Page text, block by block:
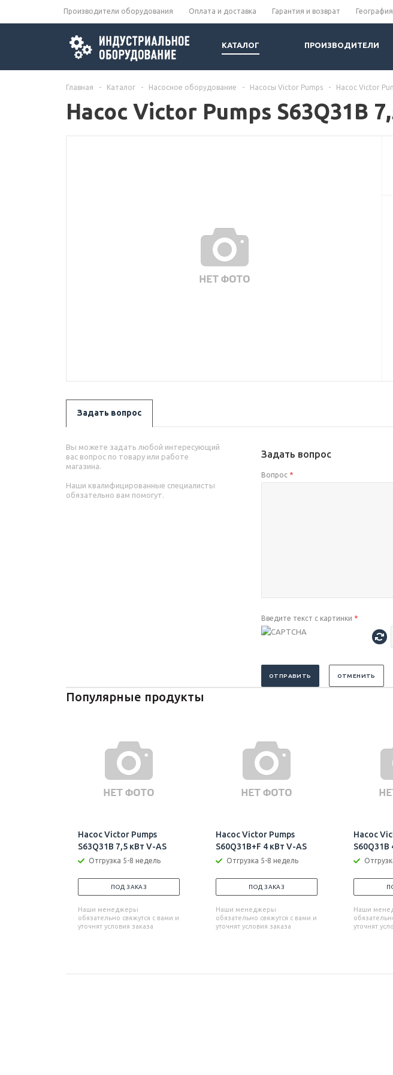
Производители оборудования Оплата и доставка Гарантия и возврат
КАТАЛОГ ПРОИЗВОДИТЕЛИ
Главная - Каталог - Насосное оборудование - Насосы Victor Pumps - Насос Victor
Насос Victor Pumps S63Q31B
Задать вопрос
Вы можете задать любой интересующий
вас вопрос по товару или работе
магазина.
Наши квалифицированные специалисты
обязательно вам помогут.
Задать вопрос
Вопрос *
Введите текст с картинки *
ОТПРАВИТЬ ОТМЕНИТЬ
Популярные продукты
Насос Victor Pumps
S63Q31B 7,5 кВт V-AS
Отгрузка 5-8 недель
ПОД ЗАКАЗ
Наши менеджеры
обязательно свяжутся с вами и
уточнят условия заказа
Насос Victor Pumps
S60Q31B+F 4 кВт V-AS
Отгрузка 5-8 недель
ПОД ЗАКАЗ
Наши менеджеры
обязательно свяжутся с вами и
уточнят условия заказа
Насос
S60Q31B
Наши
уточнят